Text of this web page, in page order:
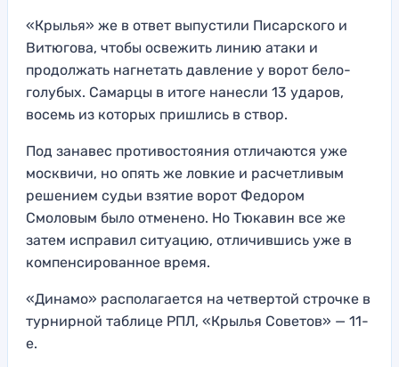
«Крылья» же в ответ выпустили Писарского и
Витюгова, чтобы освежить линию атаки и
продолжать нагнетать давление у ворот бело-
голубых. Самарцы в итоге нанесли 13 ударов,
восемь из которых пришлись в створ.
Под занавес противостояния отличаются уже
москвичи, но опять же ловкие и расчетливым
решением судьи взятие ворот Федором
Смоловым было отменено. Но Тюкавин все же
затем исправил ситуацию, отличившись уже в
компенсированное время.
«Динамо» располагается на четвертой строчке в
турнирной таблице РПЛ, «Крылья Советов» — 11-
е.